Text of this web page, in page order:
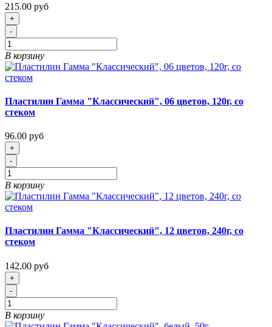
215.00 руб
+
-
В корзину
Пластилин Гамма "Классический", 06 цветов, 120г, со
стеком
96.00 руб
+
-
В корзину
Пластилин Гамма "Классический", 12 цветов, 240г, со
стеком
142.00 руб
+
-
В корзину